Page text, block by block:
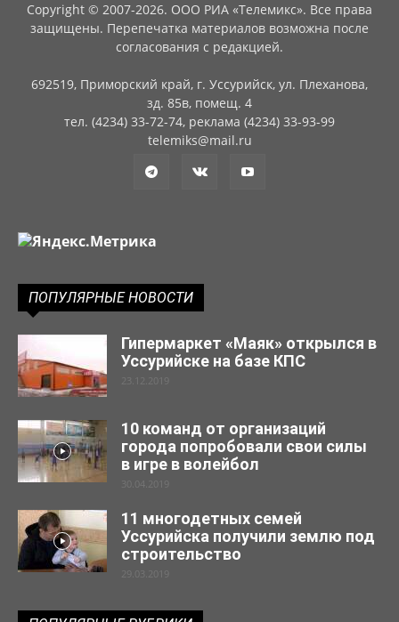
Copyright © 2007-2026. ООО РИА «Телемикс». Все права
защищены. Перепечатка материалов возможна после
согласования с редакцией.
692519, Приморский край, г. Уссурийск, ул. Плеханова,
зд. 85в, помещ. 4
тел. (4234) 33-72-74, реклама (4234) 33-93-99
telemiks@mail.ru
ПОПУЛЯРНЫЕ НОВОСТИ
Гипермаркет «Маяк» открылся в
Уссурийске на базе КПС
23.12.2019
10 команд от организаций
города попробовали свои силы
в игре в волейбол
30.04.2019
11 многодетных семей
Уссурийска получили землю под
строительство
29.03.2019